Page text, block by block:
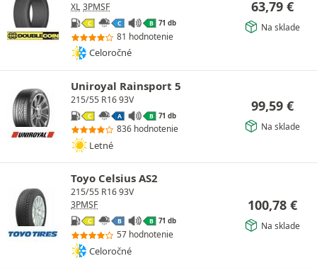
XL 3PMSF
C C B 71 db
81 hodnotenie
Celoročné
63,79 €
Na sklade
Uniroyal Rainsport 5
215/55 R16 93V
C A B 71 db
836 hodnotenie
Letné
99,59 €
Na sklade
Toyo Celsius AS2
215/55 R16 93V
3PMSF
C B B 71 db
57 hodnotenie
Celoročné
100,78 €
Na sklade